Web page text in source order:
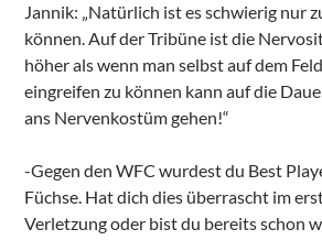
Jannik: „Natürlich ist es schwierig nur
können. Auf der Tribüne ist die
höher als wenn man selbst auf dem
eingreifen zu können kann auf die
ans Nervenkostüm gehen!“
-Gegen den WFC wurdest du Best
Füchse. Hat dich dies überrascht im
Verletzung oder bist du bereits schon